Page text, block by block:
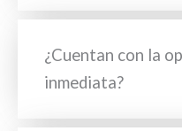
¿Cuentan con la
inmediata?